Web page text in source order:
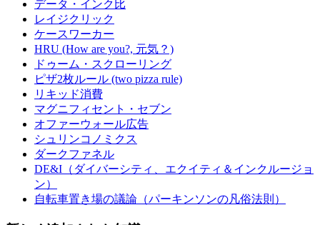
データ・インク比
レイジクリック
ケースワーカー
HRU (How are you?, 元気？)
ドゥーム・スクローリング
ピザ2枚ルール (two pizza rule)
リキッド消費
マグニフィセント・セブン
オファーウォール広告
シュリンコノミクス
ダークファネル
DE&I（ダイバーシティ、エクイティ＆インクルージョ
ン）
自転車置き場の議論（パーキンソンの凡俗法則）